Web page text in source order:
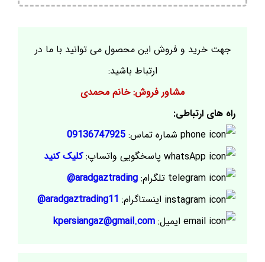
جهت خرید و فروش این محصول می توانید با ما در
ارتباط باشید:
مشاور فروش: خانم محمدی
راه های ارتباطی:
شماره تماس: 09136747925
پاسخگویی واتساپ:کلیک کنید
تلگرام: aradgaztrading@
اینستاگرام: aradgaztrading11@
ایمیل: kpersiangaz@gmail.com